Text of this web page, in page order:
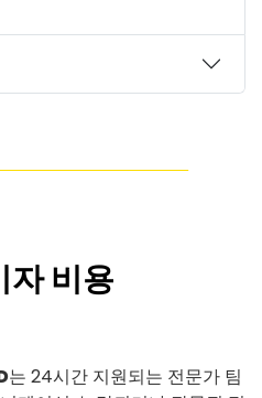
자 비용
는 24시간 지원되는 전문가 팀